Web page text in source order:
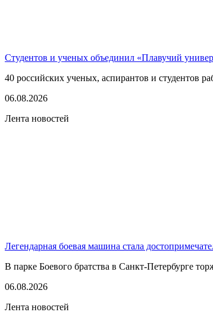
Студентов и ученых объединил «Плавучий
40 российских ученых, аспирантов и студентов
06.08.2026
Лента новостей
Легендарная боевая машина стала
В парке Боевого братства в Санкт-Петербурге
06.08.2026
Лента новостей